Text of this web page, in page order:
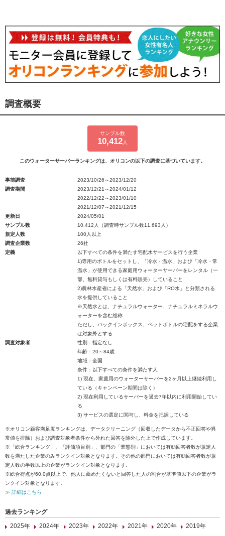
調査概要
サンプル数
10,412 人
このウォーターサーバーランキングは、オリコンの以下の調査に基づいています。
事前調査
2023/10/26～2023/12/20
調査期間
2023/12/21～2024/01/12
2022/12/22～2023/01/10
2021/12/07～2021/12/15
更新日
2024/05/01
サンプル数
10,412人（調査時サンプル数11,693人）
規定人数
100人以上
調査企業数
26社
定義
以下すべての条件を満たす宅配水サービスを行う企業
1)専用のボトルをセットし、「冷水・温水」および「冷水・常
温水」が使用できる家庭用ウォーターサーバーをレンタル（一
部、無料貸与もしくは有料販売）していること
2)農林水産省による「天然水」および「RO水」と分類される
水を提供していること
※天然水とは、ナチュラルウォーター、ナチュラルミネラルウ
ォーターを含む総称
ただし、バックインボックス、ペットボトルの宅配をする企業
は対象外とする
調査対象者
性別：指定なし
年齢：20～84歳
地域：全国
条件：以下すべての条件を満たす人
1) 現在、家庭用のウォーターサーバーを2ヶ月以上継続利用し
ている（キャンペーン期間は除く）
2) 現在利用しているサーバーを過去7年以内に利用開始してい
る
3) サービスの選定に関与し、料金を把握している
※オリコン顧客満足度ランキングは、データクリーニング（回収したデータから不正回答や異
常値を排除）および調査対象者条件から外れた回答を除外した上で作成しています。
※「総合ランキング」、「評価項目別」、部門の「業態別」においては有効回答者数が規定人
数を満たした企業のみランクイン対象となります。その他の部門においては有効回答者数が規
定人数の半数以上の企業がランクイン対象となります。
※総合得点が60.0点以上で、他人に薦めたくないと回答した人の割合が基準値以下の企業がラ
ンクイン対象となります。
≫ 詳細はこちら
過去ランキング
2025年
2024年 2023年 2022年 2021年 2020年
2019年